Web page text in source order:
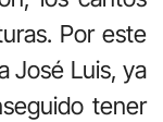
Por este
José Luis, ya
tener